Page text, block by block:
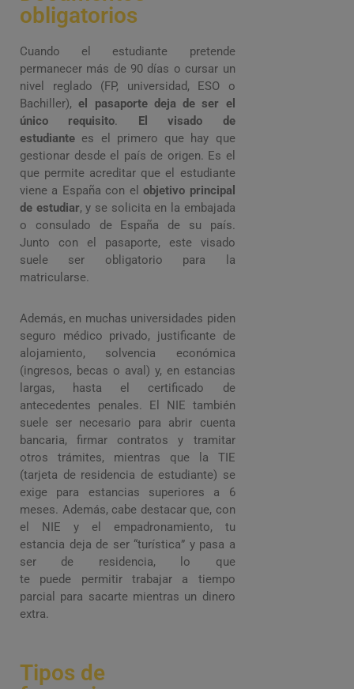
obligatorios
Cuando el estudiante pretende
permanecer más de 90 días o cursar un
nivel reglado (FP, universidad, ESO o
Bachiller),el pasaporte deja de ser el
único requisito. El visado de
estudiante es el primero que hay que
gestionar desde el país de origen. Es el
que permite acreditar que el estudiante
viene a España con elobjetivo principal
de estudiar, y se solicita en la embajada
o consulado de España de su país.
Junto con el pasaporte, este visado
suele ser obligatorio para la
matricularse.
Además, en muchas universidades piden
seguro médico privado, justificante de
alojamiento, solvencia económica
(ingresos, becas o aval) y, en estancias
largas, hasta el certificado de
antecedentes penales. El NIE también
suele ser necesario para abrir cuenta
bancaria, firmar contratos y tramitar
otros trámites, mientras que la TIE
(tarjeta de residencia de estudiante) se
exige para estancias superiores a 6
meses. Además, cabe destacar que, con
el NIE y el empadronamiento, tu
estancia deja de ser “turística” y pasa a
ser de residencia, lo que
te puede permitir trabajar a tiempo
parcial para sacarte mientras un dinero
extra.
Tipos de